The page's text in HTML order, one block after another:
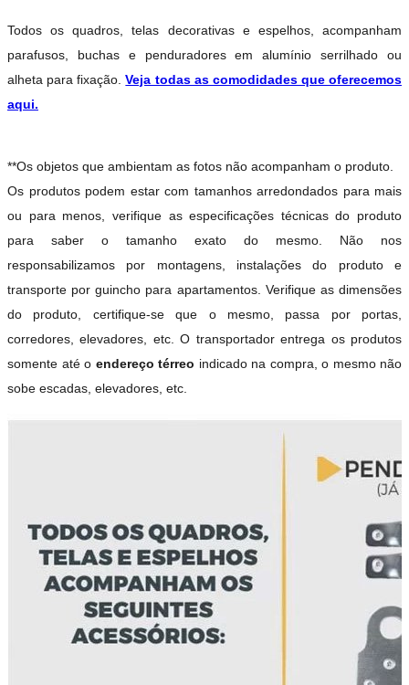
Todos os quadros, telas decorativas e espelhos, acompanham
parafusos, buchas e penduradores em alumínio serrilhado ou
alheta para fixação.Veja todas as comodidades que oferecemos
aqui.
**Os objetos que ambientam as fotos não acompanham o produto.
Os produtos podem estar com tamanhos arredondados para mais
ou para menos, verifique as especificações técnicas do produto
para saber o tamanho exato do mesmo. Não nos
responsabilizamos por montagens, instalações do produto e
transporte por guincho para apartamentos. Verifique as dimensões
do produto, certifique-se que o mesmo, passa por portas,
corredores, elevadores, etc. O transportador entrega os produtos
somente até o endereço térreo indicado na compra, o mesmo não
sobe escadas, elevadores, etc.